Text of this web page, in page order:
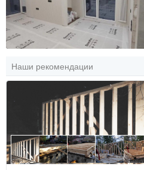
Наши рекомендации